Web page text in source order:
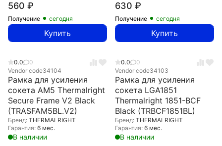
560 ₽
Получение сегодня
Купить
630 ₽
Получение сегодня
Купить
0.0
0
Vendor code34104
Рамка для усиления
сокета AM5 Thermalright
Secure Frame V2 Black
(TRASFAM5BL.V2)
Бренд: THERMALRIGHT
Гарантия: 6 мес.
В наличии
0.0
0
Vendor code34103
Рамка для усиления
сокета LGA1851
Thermalright 1851-BCF
Black (TRBCF1851BL)
Бренд: THERMALRIGHT
Гарантия: 6 мес.
В наличии